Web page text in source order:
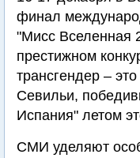
финал
"Мисс Вселенная
престижном
трансгендер –
Севильи,
Испания" летом
СМИ уделяют